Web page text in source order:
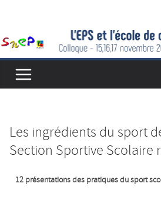
Les ingrédients du sport
Section Sportive Scolaire
12 présentations des pratiques du sport